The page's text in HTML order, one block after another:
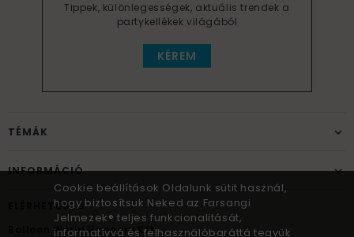
Tippek, különlegességek, aktuális trendek a
partykellékek világából
KÉREM
TÉMÁK
INFORMÁCIÓ
ELÉRHETŐSÉG
Balloon World Hungary Kft.
Cookie beállítások Oldalunk sütit használ,
hogy biztosítsuk Neked az Farsangi
Jelmezek® teljes funkcionalitását,
informatívvá és felhasználóbaráttá tegyük